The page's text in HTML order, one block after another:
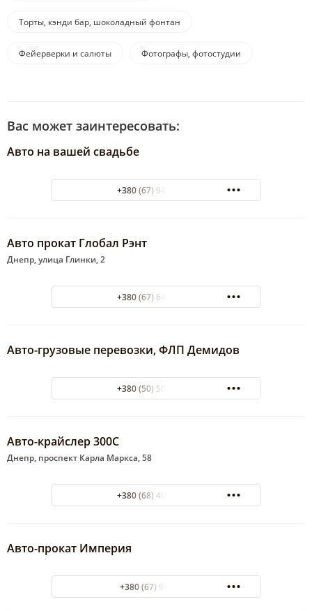
Торты, кэнди бар, шоколадный фонтан
Фейерверки и салюты Фотографы, фотостудии
Вас может заинтересовать:
Авто на вашей свадьбе
+380 (67) 948-15-36
Авто прокат Глобал Рэнт
Днепр, улица Глинки, 2
+380 (67) 644-2-644
Авто-грузовые перевозки, ФЛП Демидов
+380 (50) 502-49-42
Авто-крайслер 300С
Днепр, проспект Карла Маркса, 58
+380 (68) 406-03-31
Авто-прокат Империя
+380 (67) 9413098